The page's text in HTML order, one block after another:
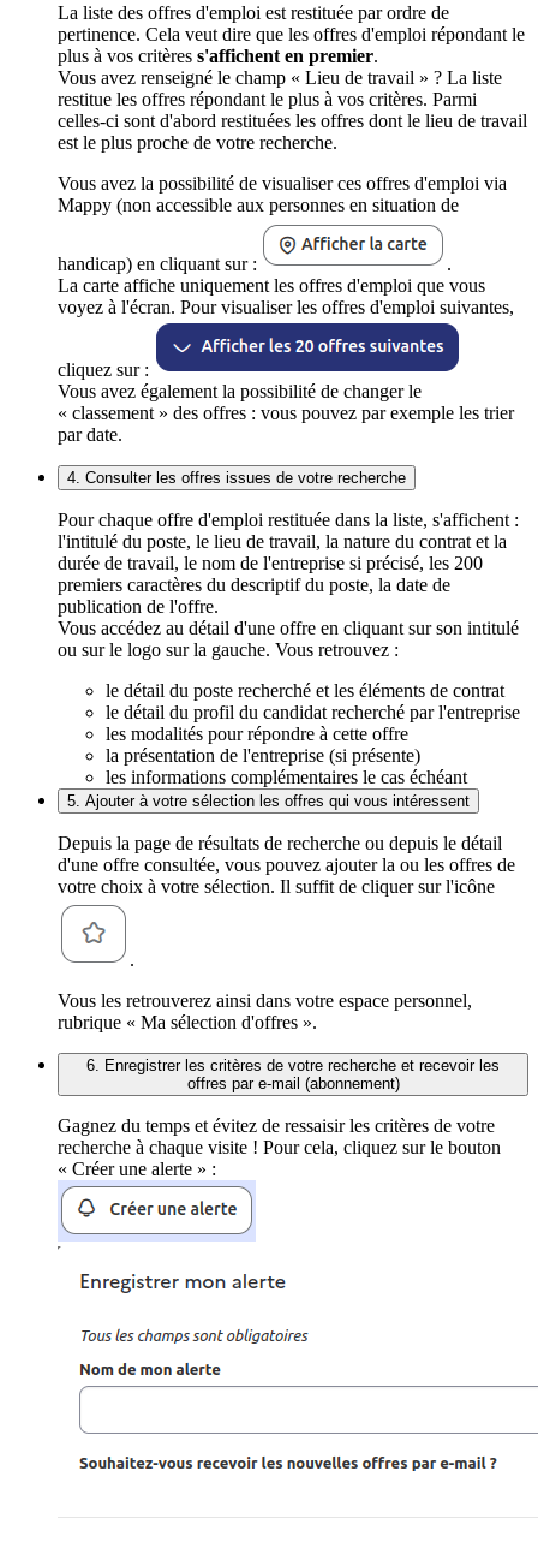
La liste des offres d'emploi est restituée par ordre de
pertinence. Cela veut dire que les offres d'emploi répondant le
plus à vos critères s'affichent en premier.
Vous avez renseigné le champ « Lieu de travail » ? La liste
restitue les offres répondant le plus à vos critères. Parmi
celles-ci sont d'abord restituées les offres dont le lieu de travail
est le plus proche de votre recherche.
Vous avez la possibilité de visualiser ces offres d'emploi via
Mappy (non accessible aux personnes en situation de
handicap) en cliquant sur :
.
La carte affiche uniquement les offres d'emploi que vous
voyez à l'écran. Pour visualiser les offres d'emploi suivantes,
cliquez sur :
Vous avez également la possibilité de changer le
« classement » des offres : vous pouvez par exemple les trier
par date.
4. Consulter les offres issues de votre recherche
Pour chaque offre d'emploi restituée dans la liste, s'affichent :
l'intitulé du poste, le lieu de travail, la nature du contrat et la
durée de travail, le nom de l'entreprise si précisé, les 200
premiers caractères du descriptif du poste, la date de
publication de l'offre.
Vous accédez au détail d'une offre en cliquant sur son intitulé
ou sur le logo sur la gauche. Vous retrouvez :
le détail du poste recherché et les éléments de contrat
le détail du profil du candidat recherché par l'entreprise
les modalités pour répondre à cette offre
la présentation de l'entreprise (si présente)
les informations complémentaires le cas échéant
5. Ajouter à votre sélection les offres qui vous intéressent
Depuis la page de résultats de recherche ou depuis le détail
d'une offre consultée, vous pouvez ajouter la ou les offres de
votre choix à votre sélection. Il suffit de cliquer sur l'icône
.
Vous les retrouverez ainsi dans votre espace personnel,
rubrique « Ma sélection d'offres ».
6. Enregistrer les critères de votre recherche et recevoir les
offres par e-mail (abonnement)
Gagnez du temps et évitez de ressaisir les critères de votre
recherche à chaque visite ! Pour cela, cliquez sur le bouton
« Créer une alerte » :